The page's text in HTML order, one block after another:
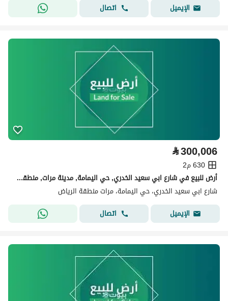
الإيميل
اتصال
⃁300,006
630 م2
أرض للبيع في شارع ابي سعيد الخدري, حي اليمامة, مدينة مرات, منطقة الرياض
شارع ابي سعيد الخدري، حي اليمامة، مرات منطقة الرياض
الإيميل
اتصال